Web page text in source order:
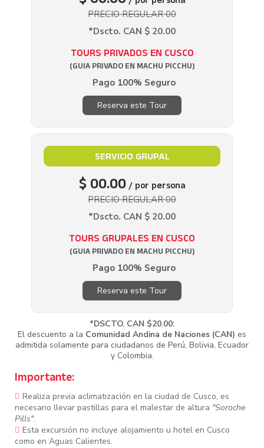
PRECIO REGULAR 00
*Dscto. CAN $ 20.00
TOURS PRIVADOS EN CUSCO
(GUIA PRIVADO EN MACHU PICCHU)
Pago 100% Seguro
Reserva este Tour
SERVICIO GRUPAL
$ 00.00/ por persona
PRECIO REGULAR 00
*Dscto. CAN $ 20.00
TOURS GRUPALES EN CUSCO
(GUIA PRIVADO EN MACHU PICCHU)
Pago 100% Seguro
Reserva este Tour
*DSCTO. CAN $20.00:
El descuento a la Comunidad Andina de Naciones (CAN) es
admitida solamente para ciudadanos de Perú, Bolivia, Ecuador
y Colombia.
Importante:
Realiza previa aclimatización en la ciudad de Cusco, es
necesario llevar pastillas para el malestar de altura "Soroche
Pills".
Esta excursión no incluye alojamiento u hotel en Cusco
como en Aguas Calientes.